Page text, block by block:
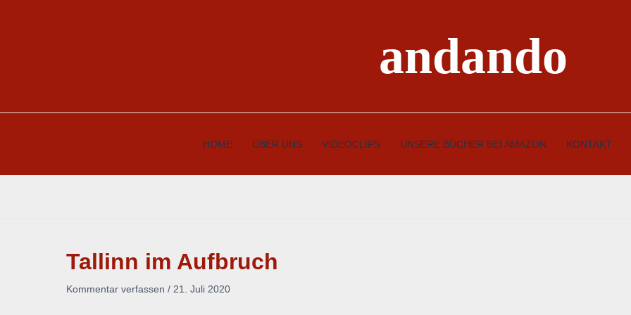
andando
HOME ÜBER UNS VIDEOCLIPS UNSERE BÜCHER BEI AMAZON KONTAKT
Tallinn im Aufbruch
Kommentar verfassen / 21. Juli 2020